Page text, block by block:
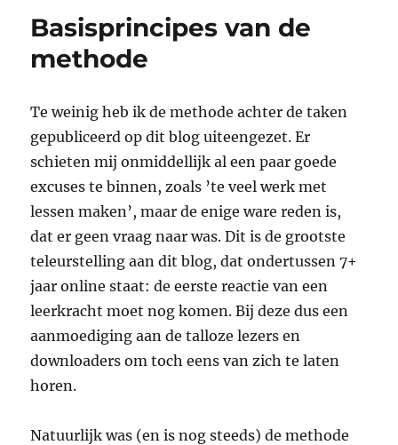
is
Basisprincipes van de
methode
Te weinig heb ik de methode achter de taken
gepubliceerd op dit blog uiteengezet. Er
schieten mij onmiddellijk al een paar goede
excuses te binnen, zoals ’te veel werk met
lessen maken’, maar de enige ware reden is,
dat er geen vraag naar was. Dit is de grootste
teleurstelling aan dit blog, dat ondertussen 7+
jaar online staat: de eerste reactie van een
leerkracht moet nog komen. Bij deze dus een
aanmoediging aan de talloze lezers en
downloaders om toch eens van zich te laten
horen.
Natuurlijk was (en is nog steeds) de methode